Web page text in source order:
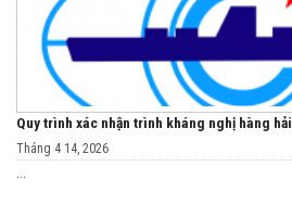
Quy trình xác nhận trình kháng nghị hàng hải
Tháng 4 14, 2026